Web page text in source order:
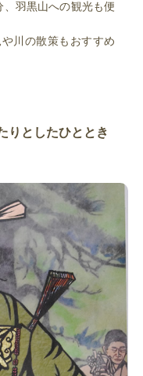
羽黒山への観光も便
川の散策もおすすめ
りとしたひととき